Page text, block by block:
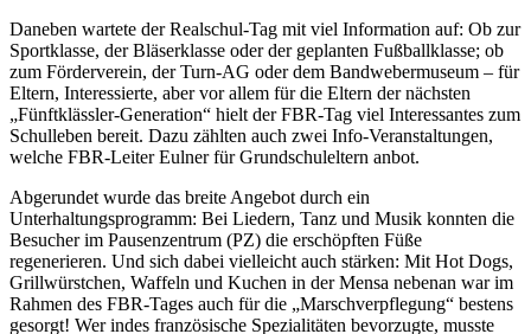
Daneben wartete der Realschul-Tag mit viel Information auf: Ob zur
Sportklasse, der Bläserklasse oder der geplanten Fußballklasse; ob
zum Förderverein, der Turn-AG oder dem Bandwebermuseum – für
Eltern, Interessierte, aber vor allem für die Eltern der nächsten
„Fünftklässler-Generation“ hielt der FBR-Tag viel Interessantes zum
Schulleben bereit. Dazu zählten auch zwei Info-Veranstaltungen,
welche FBR-Leiter Eulner für Grundschuleltern anbot.
Abgerundet wurde das breite Angebot durch ein
Unterhaltungsprogramm: Bei Liedern, Tanz und Musik konnten die
Besucher im Pausenzentrum (PZ) die erschöpften Füße
regenerieren. Und sich dabei vielleicht auch stärken: Mit Hot Dogs,
Grillwürstchen, Waffeln und Kuchen in der Mensa nebenan war im
Rahmen des FBR-Tages auch für die „Marschverpflegung“ bestens
gesorgt! Wer indes französische Spezialitäten bevorzugte, musste